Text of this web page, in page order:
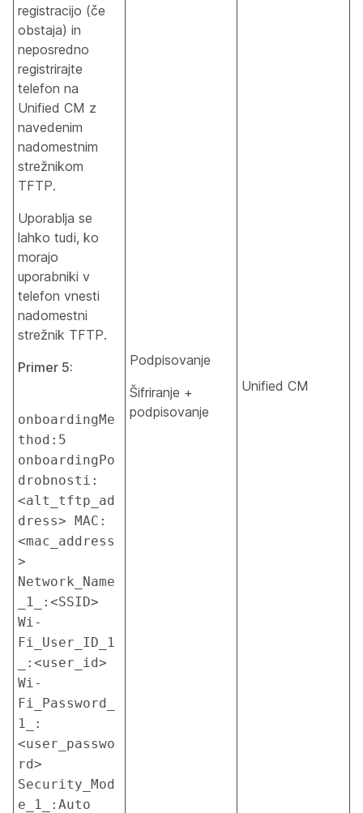
registracijo (če
obstaja) in
neposredno
registrirajte
telefon na
Unified CM z
navedenim
nadomestnim
strežnikom
TFTP.
Uporablja se
lahko tudi, ko
morajo
uporabniki v
telefon vnesti
nadomestni
strežnik TFTP.
Primer 5:
onboardingMe
thod:5
onboardingPo
drobnosti:
<alt_tftp_ad
dress> MAC:
<mac_address
>
Network_Name
_1_:<SSID>
Wi-
Fi_User_ID_1
_:<user_id>
Wi-
Fi_Password_
1_:
<user_passwo
rd>
Security_Mod
e_1_:Auto
Podpisovanje
Šifriranje +
podpisovanje
Unified CM